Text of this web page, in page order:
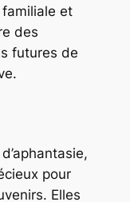
familiale et
des
futures de
pour
Elles